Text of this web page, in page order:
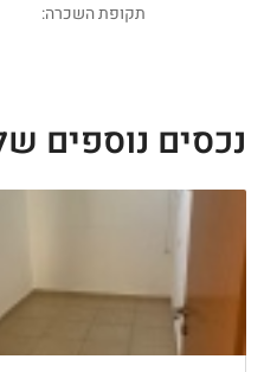
תקופת השכרה:
נכסים נוספים